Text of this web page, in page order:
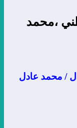
،محمد
/ محمد عادل